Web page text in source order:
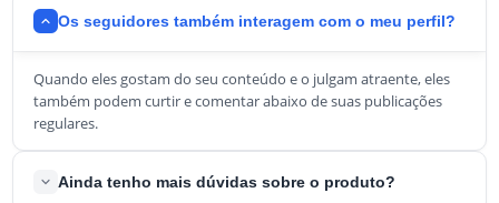
Os seguidores também interagem com o meu perfil?
Quando eles gostam do seu conteúdo e o julgam atraente, eles
também podem curtir e comentar abaixo de suas publicações
regulares.
Ainda tenho mais dúvidas sobre o produto?